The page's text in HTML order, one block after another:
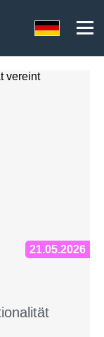
21.05.2026